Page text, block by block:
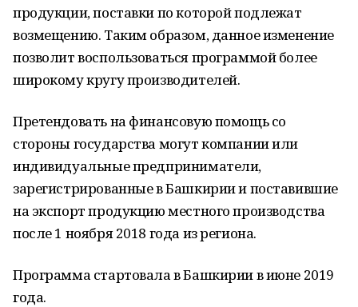
продукции, поставки по которой подлежат
возмещению. Таким образом, данное изменение
позволит воспользоваться программой более
широкому кругу производителей.
Претендовать на финансовую помощь со
стороны государства могут компании или
индивидуальные предприниматели,
зарегистрированные в Башкирии и поставившие
на экспорт продукцию местного производства
после 1 ноября 2018 года из региона.
Программа стартовала в Башкирии в июне 2019
года.